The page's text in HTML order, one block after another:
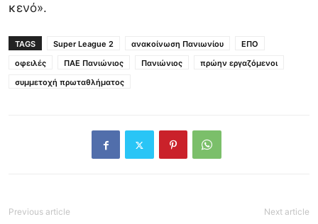
κενό».
TAGS Super League 2 ανακοίνωση Πανιωνίου
ΕΠΟ
οφειλές
ΠΑΕ Πανιώνιος Πανιώνιος
πρώην εργαζόμενοι
συμμετοχή πρωταθλήματος
Previous article Next article